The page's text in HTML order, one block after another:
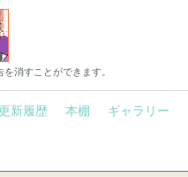
消すことができます。
新履歴 本棚 ギャラリー